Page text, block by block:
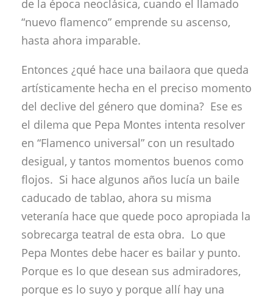
de la época neoclásica, cuando el llamado
“nuevo flamenco” emprende su ascenso,
hasta ahora imparable.
Entonces ¿qué hace una bailaora que queda
artísticamente hecha en el preciso momento
del declive del género que domina? Ese es
el dilema que Pepa Montes intenta resolver
en “Flamenco universal” con un resultado
desigual, y tantos momentos buenos como
flojos. Si hace algunos años lucía un baile
caducado de tablao, ahora su misma
veteranía hace que quede poco apropiada la
sobrecarga teatral de esta obra. Lo que
Pepa Montes debe hacer es bailar y punto.
Porque es lo que desean sus admiradores,
porque es lo suyo y porque allí hay una